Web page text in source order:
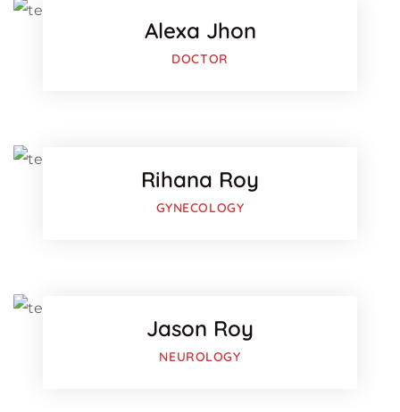
Alexa Jhon
DOCTOR
Rihana Roy
GYNECOLOGY
Jason Roy
NEUROLOGY